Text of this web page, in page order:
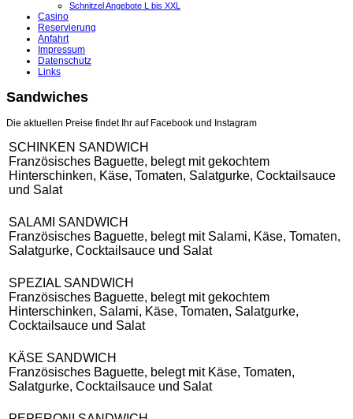
Schnitzel Angebote L bis XXL
Casino
Reservierung
Anfahrt
Impressum
Datenschutz
Links
Sandwiches
Die aktuellen Preise findet Ihr auf Facebook und Instagram
SCHINKEN SANDWICH
Französisches Baguette, belegt mit gekochtem
Hinterschinken, Käse, Tomaten, Salatgurke, Cocktailsauce
und Salat
SALAMI SANDWICH
Französisches Baguette, belegt mit Salami, Käse, Tomaten,
Salatgurke, Cocktailsauce und Salat
SPEZIAL SANDWICH
Französisches Baguette, belegt mit gekochtem
Hinterschinken, Salami, Käse, Tomaten, Salatgurke,
Cocktailsauce und Salat
KÄSE SANDWICH
Französisches Baguette, belegt mit Käse, Tomaten,
Salatgurke, Cocktailsauce und Salat